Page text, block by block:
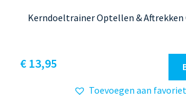
Kerndoeltrainer Optellen & Aftrekken
€13,95
Toevoegen aan